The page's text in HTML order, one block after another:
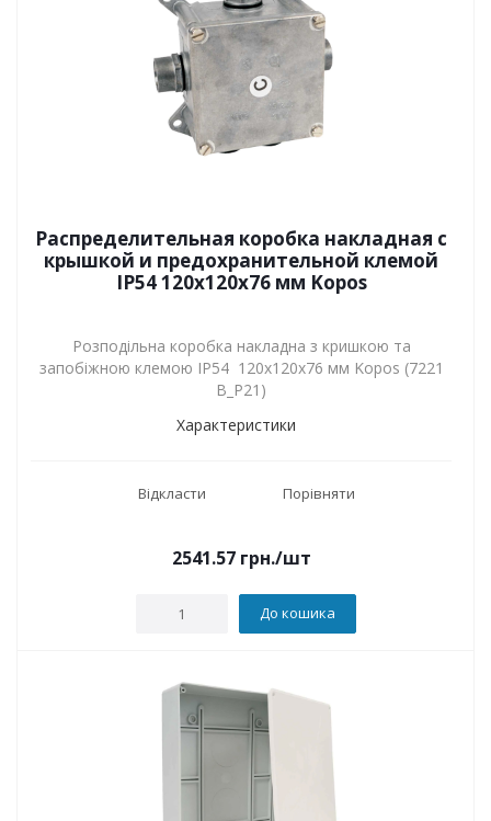
Распределительная коробка накладная с
крышкой и предохранительной клемой
IP54 120x120x76 мм Kopos
Розподільна коробка накладна з кришкою та
запобіжною клемою IP54 120x120x76 мм Kopos (7221
B_P21)
Характеристики
Відкласти Порівняти
2541.57 грн./шт
До кошика